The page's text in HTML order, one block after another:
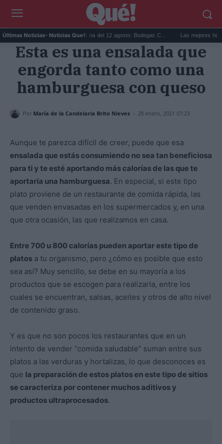
Últimas Noticias- Noticias Que!:
Eclipse solar en Cariñena del 12 agosto: Bodegas C... Las mejores
Esta es una ensalada que
engorda tanto como una
hamburguesa con queso
Por María de la Candelaria Brito Nieves - 28 enero, 2021 07:23
Aunque te parezca difícil de creer, puede que esa
ensalada que estás consumiendo no sea tan beneficiosa
para ti y te esté aportando más calorías de las que te
aportaría una hamburguesa. En especial, si este tipo
plato proviene de un restaurante de comida rápida, las
que venden envasadas en los supermercados y, en una
que otra ocasión, las que realizamos en casa.
Entre 700 u 800 calorías pueden aportar este tipo de
platos a tu organismo, pero ¿cómo es posible que esto
sea así? Muy sencillo, se debe en su mayoría a los
productos que se escogen para realizarla, entre los
cuales se encuentran, salsas, aceites y otros de alto nivel
de contenido graso.
Y es que no son pocos los restaurantes que en un
intento de vender “comida saludable” suman entre sus
platos a las verduras y hortalizas, lo que desconoces es
que la preparación de estos platos en este tipo de sitios
se caracteriza por contener muchos aditivos y
productos ultraprocesados.